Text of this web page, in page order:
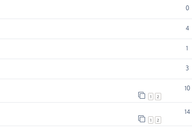
0
4
1
3
1 2
10
1 2
14